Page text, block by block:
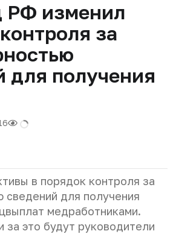
РФ изменил
за
для получения
в порядок контроля за
сведений для получения
медработниками.
за это будут руководители